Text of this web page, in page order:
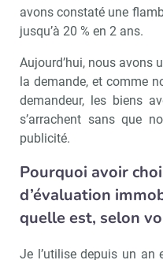
avons constaté une
jusqu’à 20 % en 2 ans.
Aujourd’hui, nous avons
la demande, et comme
demandeur, les biens
s’arrachent sans que
publicité.
Pourquoi avoir
d’évaluation
quelle est, selon
Je l’utilise depuis un an